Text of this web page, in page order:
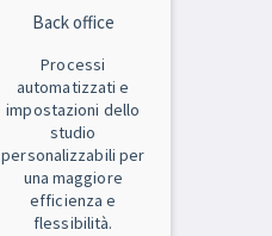
Back office
Processi
automatizzati e
impostazioni dello
studio
personalizzabili per
una maggiore
efficienza e
flessibilità.